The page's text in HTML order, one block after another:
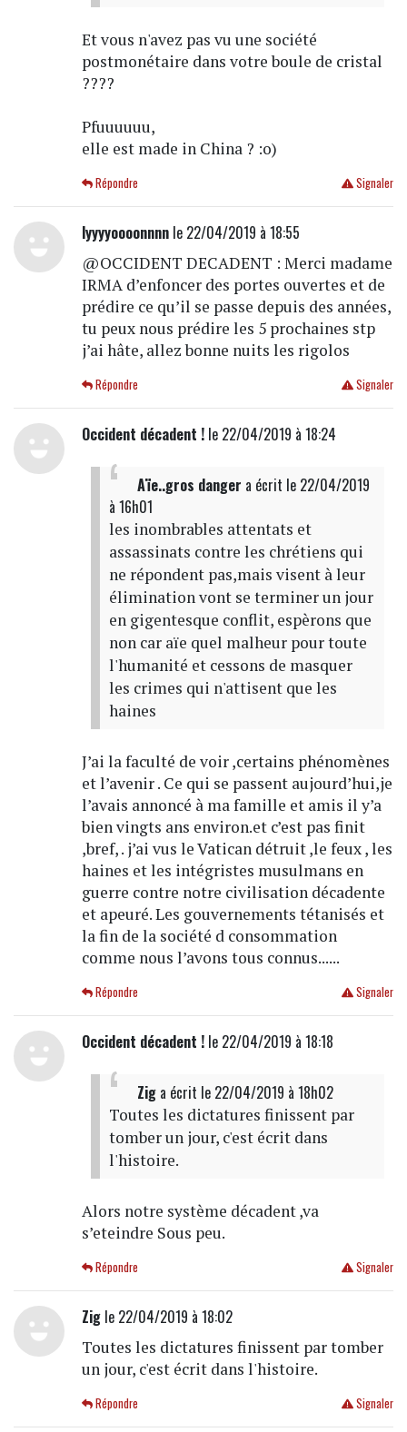
Et vous n'avez pas vu une société
postmonétaire dans votre boule de cristal
????
Pfuuuuuu,
elle est made in China ? :o)
Signaler
Répondre
lyyyyoooonnnnle 22/04/2019 à 18:55
@OCCIDENT DECADENT : Merci madame
IRMA d’enfoncer des portes ouvertes et de
prédire ce qu’il se passe depuis des années,
tu peux nous prédire les 5 prochaines stp
j’ai hâte, allez bonne nuits les rigolos
Signaler
Répondre
Occident décadent !le 22/04/2019 à 18:24
Aïe..gros danger a écrit le 22/04/2019
à 16h01
les inombrables attentats et
assassinats contre les chrétiens qui
ne répondent pas,mais visent à leur
élimination vont se terminer un jour
en gigentesque conflit, espèrons que
non car aïe quel malheur pour toute
l'humanité et cessons de masquer
les crimes qui n'attisent que les
haines
J’ai la faculté de voir ,certains phénomènes
et l’avenir . Ce qui se passent aujourd’hui,je
l’avais annoncé à ma famille et amis il y’a
bien vingts ans environ.et c’est pas finit
,bref, . j’ai vus le Vatican détruit ,le feux , les
haines et les intégristes musulmans en
guerre contre notre civilisation décadente
et apeuré. Les gouvernements tétanisés et
la fin de la société d consommation
comme nous l’avons tous connus......
Signaler
Répondre
Occident décadent !le 22/04/2019 à 18:18
Ziga écrit le 22/04/2019 à 18h02
Toutes les dictatures finissent par
tomber un jour, c'est écrit dans
l'histoire.
Alors notre système décadent ,va
s’eteindre Sous peu.
Signaler
Répondre
Zigle 22/04/2019 à 18:02
Toutes les dictatures finissent par tomber
un jour, c'est écrit dans l'histoire.
Signaler
Répondre